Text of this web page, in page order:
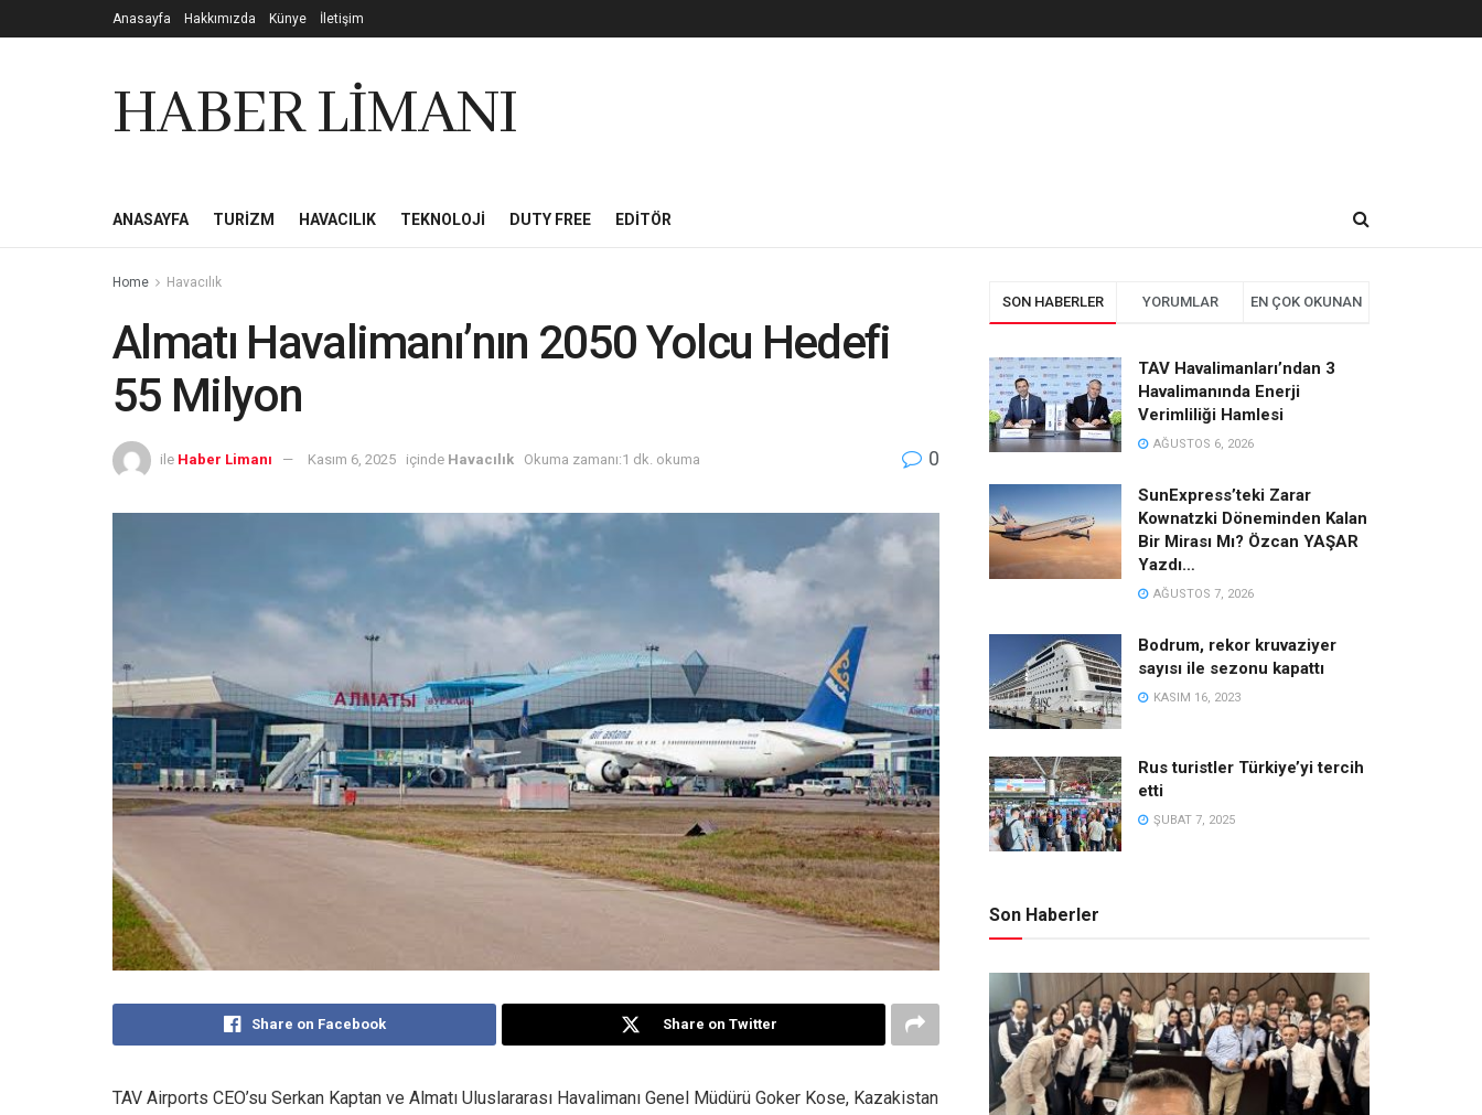
Anasayfa Hakkımızda Künye İletişim
HABER LİMANI
ANASAYFA TURIZM HAVACILIK TEKNOLOJI DUTY FREE EDITÖR
Home Havacılık
Almatı Havalimanı’nın 2050 Yolcu Hedefi
55 Milyon
ile Haber Limanı Kasım 6, 2025 içinde Havacılık Okuma zamanı:1 dk. okuma 0
Share on Facebook Share on Twitter
TAV Airports CEO’su Serkan Kaptan ve Almatı Uluslararası Havalimanı Genel Müdürü Goker Kose, Kazakistan
SON HABERLER YORUMLAR EN ÇOK OKUNAN
TAV Havalimanları’ndan 3
Havalimanında Enerji
Verimliliği Hamlesi
AĞUSTOS 6, 2026
SunExpress’teki Zarar
Kownatzki Döneminden Kalan
Bir Mirası Mı? Özcan YAŞAR
Yazdı…
AĞUSTOS 7, 2026
Bodrum, rekor kruvaziyer
sayısı ile sezonu kapattı
KASIM 16, 2023
Rus turistler Türkiye’yi tercih
etti
ŞUBAT 7, 2025
Son Haberler